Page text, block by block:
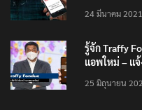
24 มีนาคม 2021
รู้จัก Traffy
แอพใหม่ – แ
25 มิถุนายน